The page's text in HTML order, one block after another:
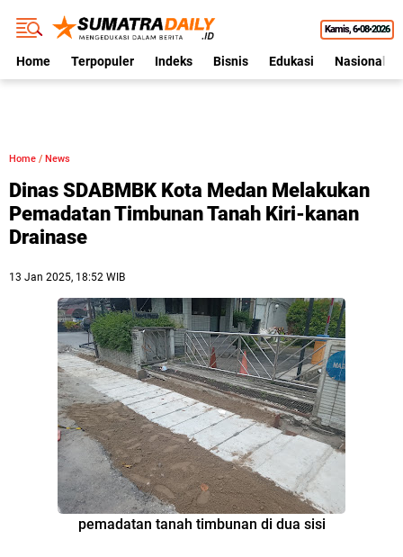
Kamis 6•08•2026
Home Terpopuler Indeks Bisnis Edukasi Nasional
Home / News
Dinas SDABMBK Kota Medan Melakukan
Pemadatan Timbunan Tanah Kiri-kanan
Drainase
13 Jan 2025, 18:52 WIB
pemadatan tanah timbunan di dua sisi